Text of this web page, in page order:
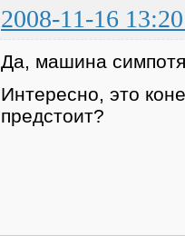
2008-11-16
Да, машина
Интересно, это
предстоит?